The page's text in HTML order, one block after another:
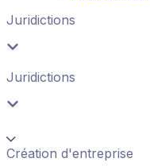
Juridictions
Juridictions
Création d'entreprise